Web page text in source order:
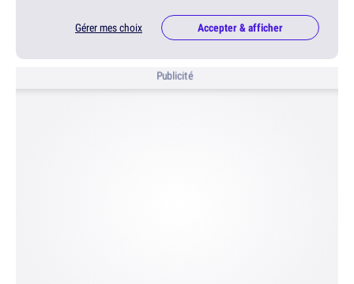
Gérer mes choix Accepter & afficher
Publicité